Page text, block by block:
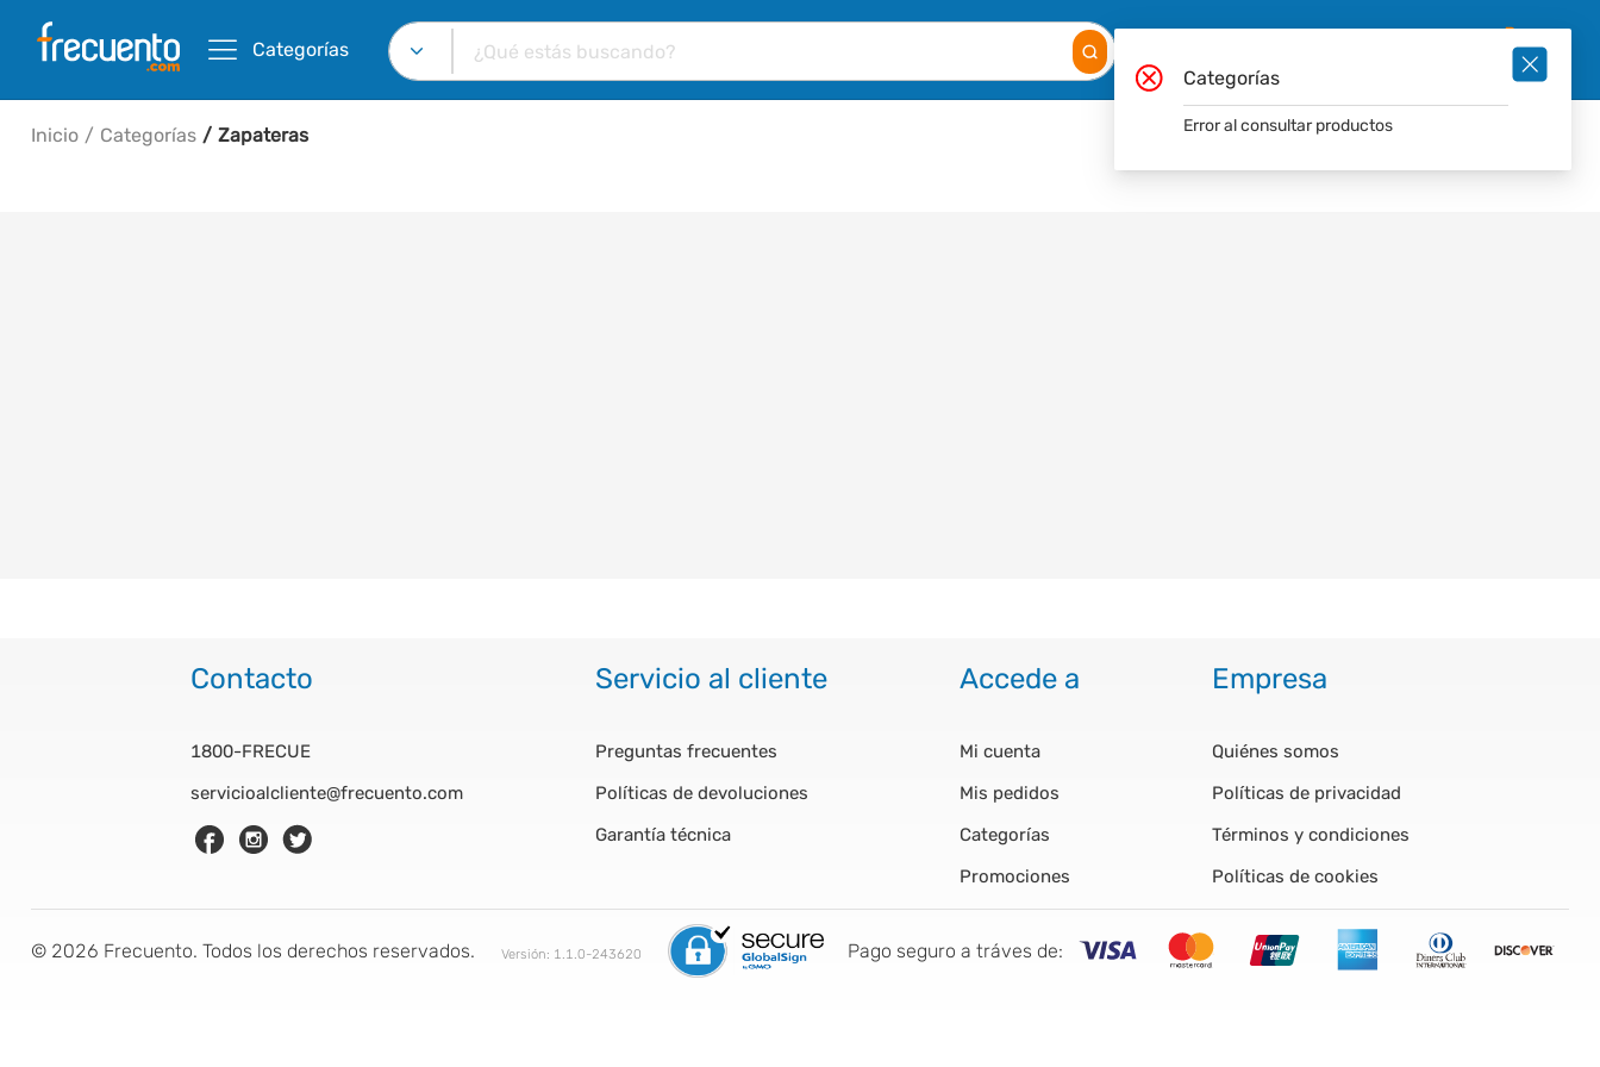
Categorías
Inicio Categorías Zapateras
Contacto
1800-FRECUE
servicioalcliente@frecuento.com
Servicio al cliente
Preguntas frecuentes
Políticas de devoluciones
Garantía técnica
Accede a
Mi cuenta
Mis pedidos
Categorías
Promociones
Empresa
Quiénes somos
Políticas de privacidad
Términos y condiciones
Políticas de cookies
© 2026 Frecuento. Todos los derechos reservados. Versión: 1.1.0-243620 Pago seguro a tráves de:
Categorías
Error al consultar productos